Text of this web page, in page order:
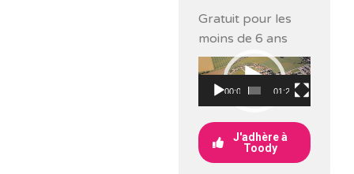
Gratuit pour les
moins de 6 ans
Lecteur
vidéo00:00 01:20
J'adhère à
Toody